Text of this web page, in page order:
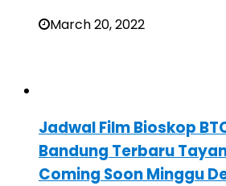
March 20, 2022
Jadwal Film Bioskop
Bandung Terbaru
Coming Soon Minggu